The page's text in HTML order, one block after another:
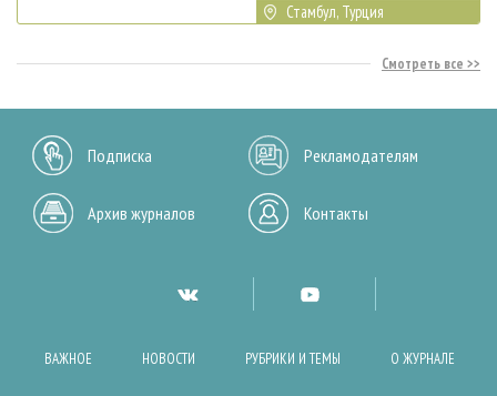
Стамбул, Турция
Смотреть все
Подписка Рекламодателям
Архив журналов Контакты
ВАЖНОЕ НОВОСТИ РУБРИКИ И ТЕМЫ О ЖУРНАЛЕ